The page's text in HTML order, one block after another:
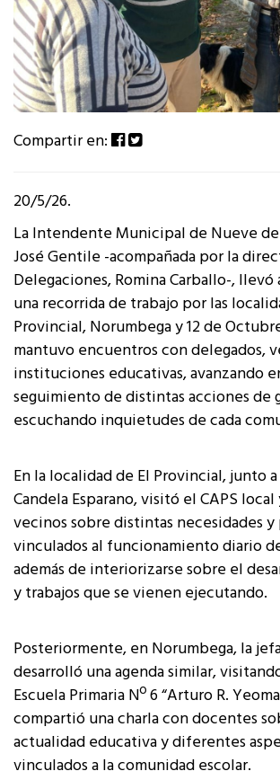
Compartir en:
20/5/26.
La Intendente Municipal de Nueve
José Gentile -acompañada por la
Delegaciones, Romina Carballo-,
una recorrida de trabajo por las
Provincial, Norumbega y 12 de
mantuvo encuentros con delegados,
instituciones educativas, avanzando
seguimiento de distintas acciones de
escuchando inquietudes de cada
En la localidad de El Provincial, junto
Candela Esparano, visitó el CAPS
vecinos sobre distintas necesidades
vinculados al funcionamiento diario
además de interiorizarse sobre el
y trabajos que se vienen ejecutando.
Posteriormente, en Norumbega, la
desarrolló una agenda similar,
Escuela Primaria Nº 6 “Arturo R.
compartió una charla con docentes
actualidad educativa y diferentes
vinculados a la comunidad escolar.